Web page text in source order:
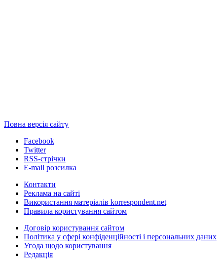
Повна версія сайту
Facebook
Twitter
RSS-стрічки
E-mail розсилка
Контакти
Реклама на сайті
Використання матеріалів korrespondent.net
Правила користування сайтом
Договір користування сайтом
Політика у сфері конфіденційності і персональних даних
Угода щодо користування
Редакція